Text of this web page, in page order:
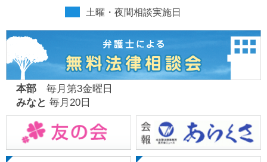
土曜・夜間相談実施日
本部毎月第3金曜日
みなと 毎月20日